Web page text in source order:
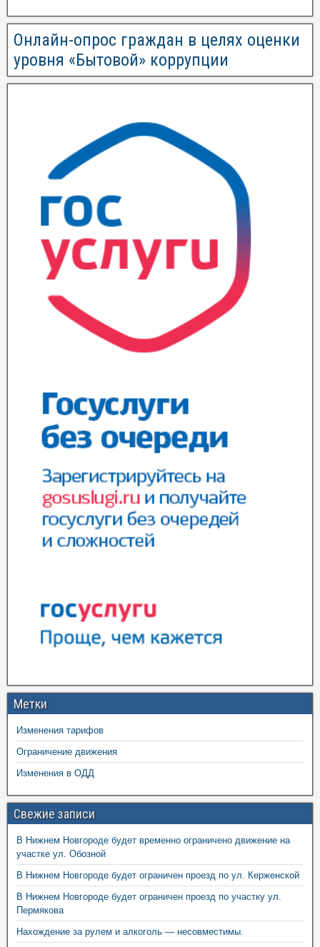
Онлайн-опрос граждан в целях оценки
уровня «Бытовой» коррупции
Метки
Изменения тарифов
Ограничение движения
Изменения в ОДД
Свежие записи
В Нижнем Новгороде будет временно ограничено движение на
участке ул. Обозной
В Нижнем Новгороде будет ограничен проезд по ул. Керженской
В Нижнем Новгороде будет ограничен проезд по участку ул.
Пермякова
Нахождение за рулем и алкоголь — несовместимы.